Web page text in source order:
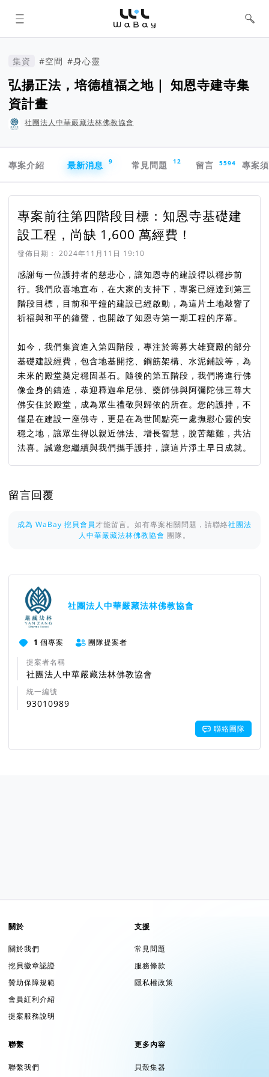
WaBay 挖貝 | 台灣最值得信賴的群眾
集資 / 群眾募資平台
集資 #空間 #身心靈
弘揚正法，培德植福之地｜ 知恩寺建寺集
資計畫
社團法人中華嚴藏法林佛教協會
專案介紹
最新消息 9 常見問題 12 留言 5594 專案
專案前往第四階段目標：知恩寺基礎建
設工程，尚缺 1,600 萬經費！
發佈日期： 2024年11月11日 19:10
感謝每一位護持者的慈悲心，讓知恩寺的建設得以穩步前
行。我們欣喜地宣布，在大家的支持下，專案已經達到第三
階段目標，目前和平鐘的建設已經啟動，為這片土地敲響了
祈福與和平的鐘聲，也開啟了知恩寺第一期工程的序幕。
如今，我們集資進入第四階段，專注於籌募大雄寶殿的部分
基礎建設經費，包含地基開挖、鋼筋架構、水泥鋪設等，為
未來的殿堂奠定穩固基石。隨後的第五階段，我們將進行佛
像金身的鑄造，恭迎釋迦牟尼佛、藥師佛與阿彌陀佛三尊大
佛安住於殿堂，成為眾生禮敬與歸依的所在。您的護持，不
僅是在建設一座佛寺，更是在為世間點亮一處撫慰心靈的安
穩之地，讓眾生得以親近佛法、增長智慧，脫苦離難，共沾
法喜。誠邀您繼續與我們攜手護持，讓這片淨土早日成就。
留言回覆
成為 WaBay 挖貝會員才能留言。如有專案相關問題，請聯絡社團法
人中華嚴藏法林佛教協會 團隊。
社團法人中華嚴藏法林佛教協會
1 個專案
團隊提案者
提案者名稱
社團法人中華嚴藏法林佛教協會
統一編號
93010989
聯絡團隊
關於
關於我們
挖貝徽章認證
贊助保障規範
會員紅利介紹
提案服務說明
支援
常見問題
服務條款
隱私權政策
聯繫
聯繫我們
更多內容
貝殼集器